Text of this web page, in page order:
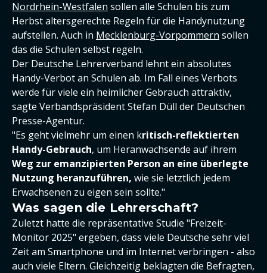
Nordrhein-Westfalen sollen alle Schulen bis zum
Herbst altersgerechte Regeln für die Handynutzung
aufstellen. Auch in Mecklenburg-Vorpommern sollen
das die Schulen selbst regeln.
Der Deutsche Lehrerverband lehnt ein absolutes
Handy-Verbot an Schulen ab. Im Fall eines Verbots
werde für viele ein heimlicher Gebrauch attraktiv,
sagte Verbandspräsident Stefan Düll der Deutschen
Presse-Agentur.
"Es geht vielmehr um einen kritisch-reflektierten
Handy-Gebrauch, um Heranwachsende auf ihrem
Weg zur emanzipierten Person an eine überlegte
Nutzung heranzuführen, wie sie letztlich jedem
Erwachsenen zu eigen sein sollte."
Was sagen die Lehrerschaft?
Zuletzt hatte die repräsentative Studie "Freizeit-
Monitor 2025" ergeben, dass viele Deutsche sehr viel
Zeit am Smartphone und im Internet verbringen - also
auch viele Eltern. Gleichzeitig beklagten die Befragten,